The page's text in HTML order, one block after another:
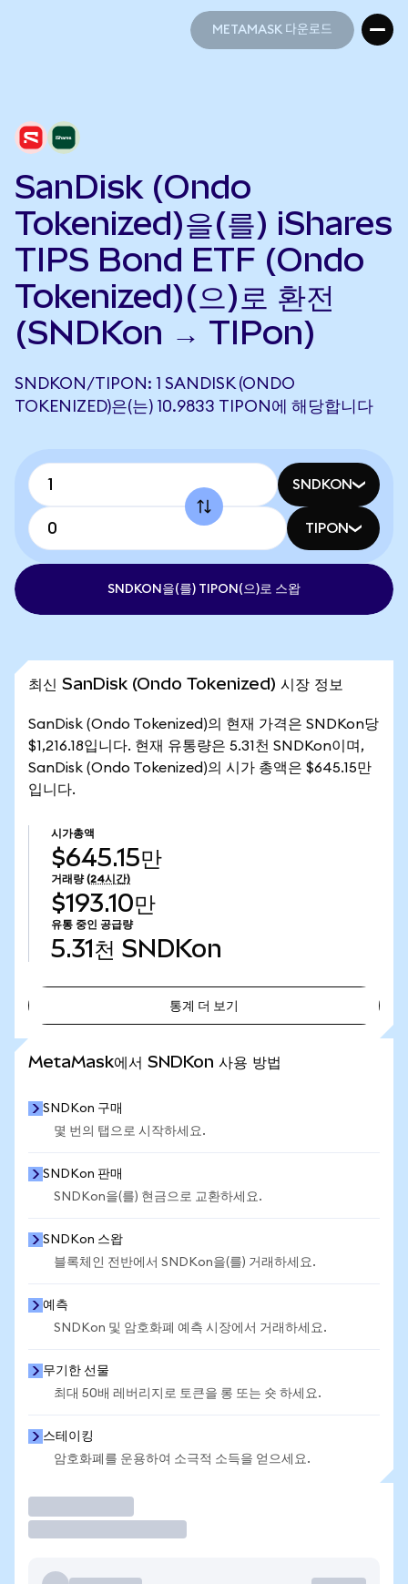
METAMASK 다운로드
SanDisk (Ondo
Tokenized)을(를) iShares
TIPS Bond ETF (Ondo
Tokenized)(으)로 환전
(SNDKon → TIPon)
SNDKON/TIPON: 1 SANDISK (ONDO
TOKENIZED)은(는) 10.9833 TIPON에 해당합니다
SNDKON
TIPON
SNDKON을(를) TIPON(으)로 스왑
최신 SanDisk (Ondo Tokenized) 시장 정보
SanDisk (Ondo Tokenized)의 현재 가격은 SNDKon당
$1,216.18입니다. 현재 유통량은 5.31천 SNDKon이며,
SanDisk (Ondo Tokenized)의 시가 총액은 $645.15만
입니다.
시가총액
$645.15만
거래량 (24시간)
$193.10만
유통 중인 공급량
5.31천 SNDKon
통계 더 보기
MetaMask에서 SNDKon 사용 방법
SNDKon 구매
몇 번의 탭으로 시작하세요.
SNDKon 판매
SNDKon을(를) 현금으로 교환하세요.
SNDKon 스왑
블록체인 전반에서 SNDKon을(를) 거래하세요.
예측
SNDKon 및 암호화폐 예측 시장에서 거래하세요.
무기한 선물
최대 50배 레버리지로 토큰을 롱 또는 숏 하세요.
스테이킹
암호화폐를 운용하여 소극적 소득을 얻으세요.